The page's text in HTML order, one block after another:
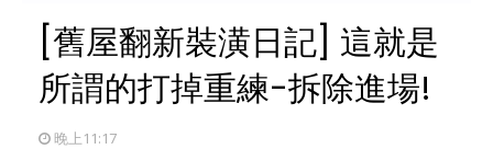
[舊屋翻新裝潢日記] 這就是
所謂的打掉重練-拆除進場!
晚上11:17